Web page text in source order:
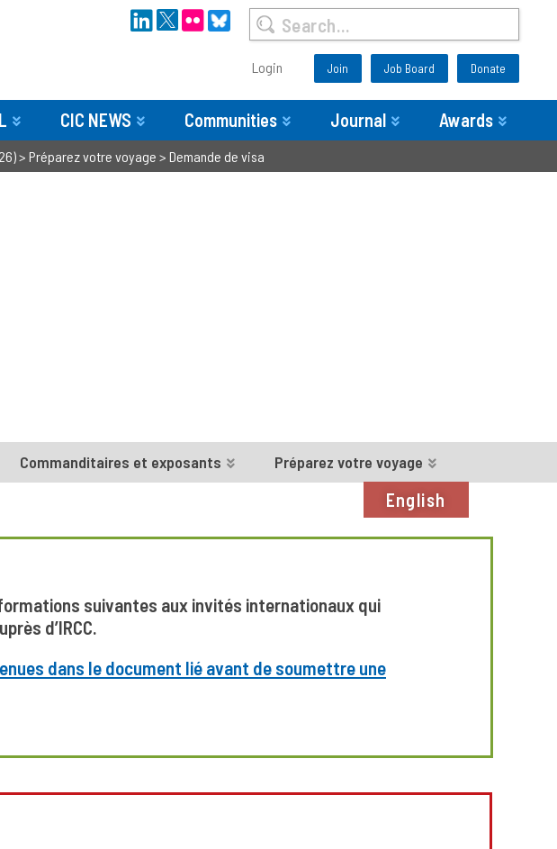
Login Join Job Board Donate
CIC NEWS Communities Journal Awards
> Préparez votre voyage > Demande de visa
Commanditaires et exposants Préparez votre voyage
English
suivantes aux invités internationaux qui
d’IRCC.
dans le document lié avant de soumettre une